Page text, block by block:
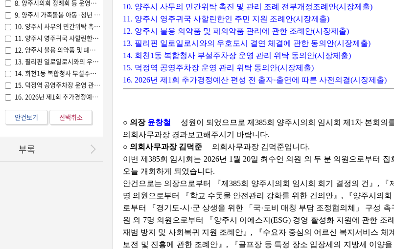
8. 양주시의회 정례회 등 운영에 관한 조례 일부개정조례안(의원발의)
9. 양주시 가족돌봄 아동·청년 지원에 관한 조례안(의원발의)
10. 양주시 사무의 민간위탁 촉진 및 관리 조례 전부개정조례안(시장제출)
11. 양주시 영주귀국 사할린한인 주민 지원 조례안(시장제출)
12. 양주시 불용 의약품 및 폐의약품 관리에 관한 조례안(시장제출)
13. 필리핀 일로일로시와의 우호도시 결연 체결에 관한 동의안(시장제출)
14. 회천1동 복합청사 부설주차장 운영 관리 위탁 동의안(시장제출)
15. 덕정역 공영주차장 운영 관리 위탁 동의안(시장제출)
16. 2026년 제1회 추가경정예산 편성 전 출자·출연에 따른 사전의결(시장제출)
안건보기 선택취소
부록
10. 양주시 사무의 민간위탁 촉진 및 관리 조례 전부개정조례안(시장제출)
11. 양주시 영주귀국 사할린한인 주민 지원 조례안(시장제출)
12. 양주시 불용 의약품 및 폐의약품 관리에 관한 조례안(시장제출)
13. 필리핀 일로일로시와의 우호도시 결연 체결에 관한 동의안(시장제출)
14. 회천1동 복합청사 부설주차장 운영 관리 위탁 동의안(시장제출)
15. 덕정역 공영주차장 운영 관리 위탁 동의안(시장제출)
16. 2026년 제1회 추가경정예산 편성 전 출자·출연에 따른 사전의결(시장제출)
○ 의장 윤창철
성원이 되었으므로 제385회 양주시의회 임시회 제1차 본회의
의회사무과장 경과보고해주시기 바랍니다.
○ 의회사무과장 김덕준
의회사무과장 김덕준입니다.
이번 제385회 임시회는 2026년 1월 20일 최수연 의원 외 두 분 의원으로부터
오늘 개회하게 되었습니다.
안건으로는 의장으로부터 『제385회 양주시의회 임시회 회기 결정의 건』,
명 의원으로부터 『학교 수돗물 안전관리 강화를 위한 건의안』, 『양주시의
로부터 『경기도-시·군 상생을 위한 「국·도비 매칭 부담 조정협의체」 구성
원 외 7명 의원으로부터 『양주시 이에스지(ESG) 경영 활성화 지원에 관한
재범 방지 및 사회복귀 지원 조례안』, 『수요자 중심의 어르신 복지서비스
보전 및 진흥에 관한 조례안』, 『골프장 등 특정 장소 입장세의 지방세 이양